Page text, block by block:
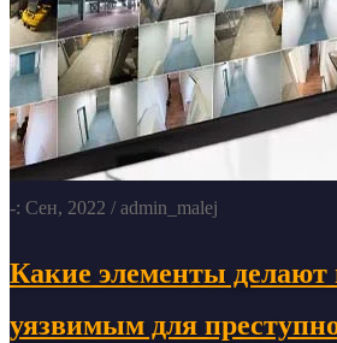
-: Сен, 2022 / admin_malej
Какие элементы делают
уязвимым для